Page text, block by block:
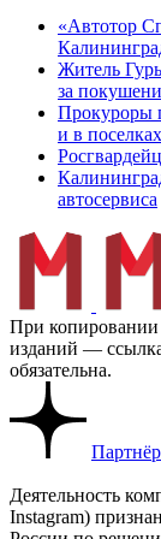
«Автотор
Житель
за
Прокуроры
и в
автосервиса
При
изданий —
обязательна.
Деятельность
Instagram)